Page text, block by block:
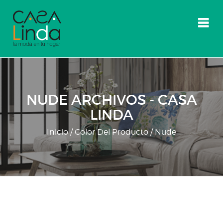
content
NUDE ARCHIVOS - CASA
LINDA
Inicio/ Color Del Producto / Nude